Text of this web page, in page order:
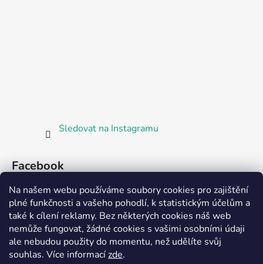
Na našem webu používáme soubory cookies pro zajištění
plné funkčnosti a vašeho pohodlí, k statistickým účelům a
také k cílení reklamy. Bez některých cookies náš web
nemůže fungovat, žádné cookies s vašimi osobními údaji
ale nebudou použity do momentu, než udělíte svůj
souhlas. Více informacízde.
Sledovat na Instagramu
Facebook
Partnerská prodejna Barefoot Plzeň